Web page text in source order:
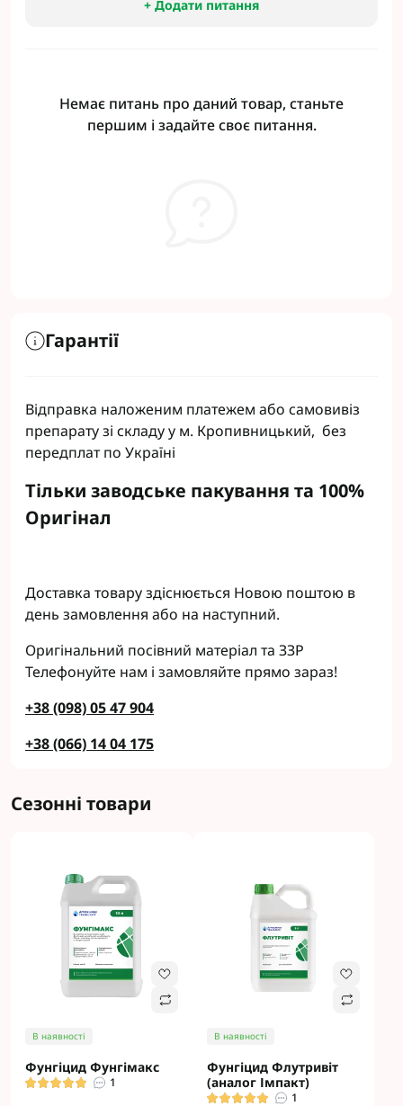
+ Додати питання
Немає питань про даний товар, станьте
першим і задайте своє питання.
Гарантії
Відправка наложеним платежем або самовивіз
препарату зі складу у м. Кропивницький, без
передплат по Україні
Тільки заводське пакування та 100%
Оригінал
Доставка товару здіснюється Новою поштою в
день замовлення або на наступний.
Оригінальний посівний матеріал та ЗЗР
Телефонуйте нам і замовляйте прямо зараз!
+38 (098) 05 47 904
+38 (066) 14 04 175
Сезонні товари
В наявності
Фунгіцид Фунгімакс
1
В наявності
Фунгіцид Флутривіт
(аналог Імпакт)
1